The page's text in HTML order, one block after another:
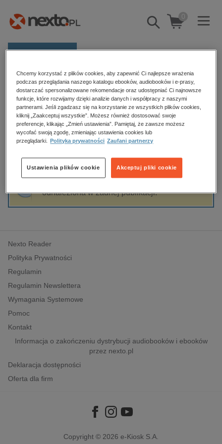
Pokaż/schowaj
wyszukiwarkę
0
E-prasa
Kategorie
Zobacz wszystkie E-prasa
budownictwo, aranżacja wnętrz
biznesowe, branżowe, gospodarka
edukacja
hobby, sport, rozrywka
komputery, internet, technologie, informatyka
polityka, społeczno-informacyjne
psychologiczne
inne
popularno-naukowe
historia
Strona główna Tony Wheeler
Tony Wheeler
Sortowanie Filtrowanie
odnaleziona w żadnej publikacji.
Nexto Reader
Polityka Prywatności
Regulamin
Regulamin Newslettera
Wymagania Systemowe
Pomoc
Kontakt
Informacja o zakończeniu dystrybucji audiobooków i ebooków
przez nexto.pl
Deklaracja dostępności
Oferta dla firm
Copyright © 2026 e-Kiosk S.A.
Chcemy korzystać z plików cookies, aby zapewnić Ci najlepsze wrażenia
podczas przeglądania naszego katalogu ebooków, audiobooków i e-prasy,
dostarczać spersonalizowane rekomendacje oraz udostępniać Ci najnowsze
funkcje, które rozwijamy dzięki analizie danych i współpracy z naszymi
partnerami. Jeśli zgadzasz się na korzystanie ze wszystkich plików cookies,
kliknij „Zaakceptuj wszystkie”. Możesz również dostosować swoje
preferencje, klikając „Zmień ustawienia”. Pamiętaj, że zawsze możesz
wycofać swoją zgodę, zmieniając ustawienia cookies lub
przeglądarki.
Polityka prywatności Zaufani partnerzy
Akceptuj pliki cookie
Ustawienia plików cookie